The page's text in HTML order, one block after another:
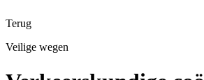
Terug
Veilige wegen